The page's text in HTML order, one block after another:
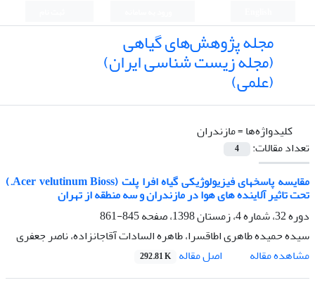
مجله پژوهش‌های گیاهی
(مجله زیست شناسی ایران)
(علمی)
کلیدواژه‌ها =مازندران
تعداد مقالات:
4
مقایسه پاسخهای فیزیولوژیکی گیاه افرا پلت (Acer velutinum Bioss.)
تحت تاثیر آلاینده های هوا در مازندران و سه منطقه از تهران
دوره 32، شماره 4، زمستان 1398، صفحه
845-861
سیده حمیده طاهری اطاقسرا، طاهره السادات آقاجانزاده، ناصر جعفری
مشاهده مقاله
اصل مقاله 292.81 K